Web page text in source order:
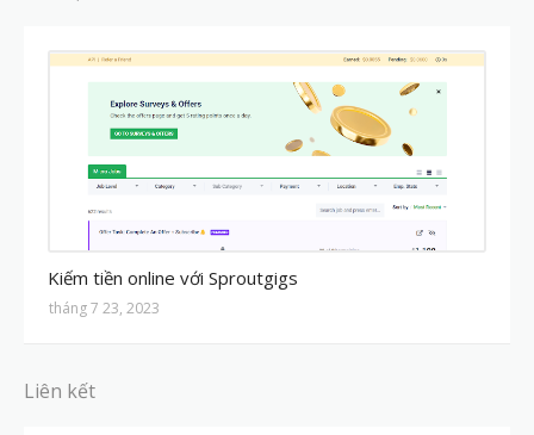
Kiếm tiền online với Sproutgigs
tháng 7 23, 2023
Liên kết